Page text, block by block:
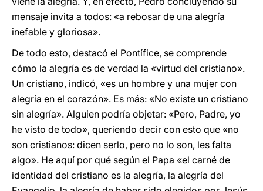
mensaje invita a todos: «a rebosar de una alegría
inefable y gloriosa».
De todo esto, destacó el Pontífice, se comprende
cómo la alegría es de verdad la «virtud del cristiano».
Un cristiano, indicó, «es un hombre y una mujer con
alegría en el corazón». Es más: «No existe un cristiano
sin alegría». Alguien podría objetar: «Pero, Padre, yo
he visto de todo», queriendo decir con esto que «no
son cristianos: dicen serlo, pero no lo son, les falta
algo». He aquí por qué según el Papa «el carné de
identidad del cristiano es la alegría, la alegría del